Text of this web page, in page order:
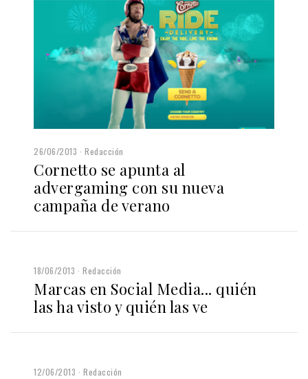
26/06/2013 Redacción
Cornetto se apunta al
advergaming con su nueva
campaña de verano
18/06/2013 Redacción
Marcas en Social Media... quién
las ha visto y quién las ve
12/06/2013 Redacción